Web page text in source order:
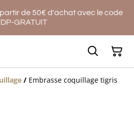
de 50€ d'achat avec le code
GRATUIT
/ Embrasse coquillage tigris